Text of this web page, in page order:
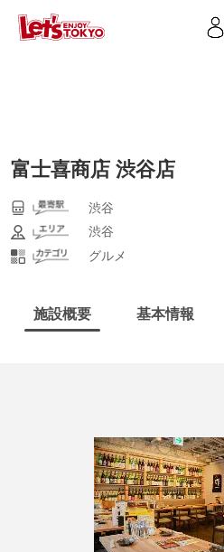
富士喜商店 渋谷店
渋谷
渋谷
グルメ
施設概要 基本情報